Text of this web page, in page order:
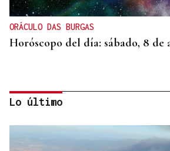
ORÁCULO DAS BURGAS
Horóscopo del día: sábado, 8 de
Lo último